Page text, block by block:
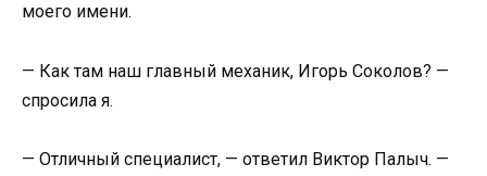
моего имени.
— Как там наш главный механик, Игорь Соколов? —
спросила я.
— Отличный специалист, — ответил Виктор Палыч. —